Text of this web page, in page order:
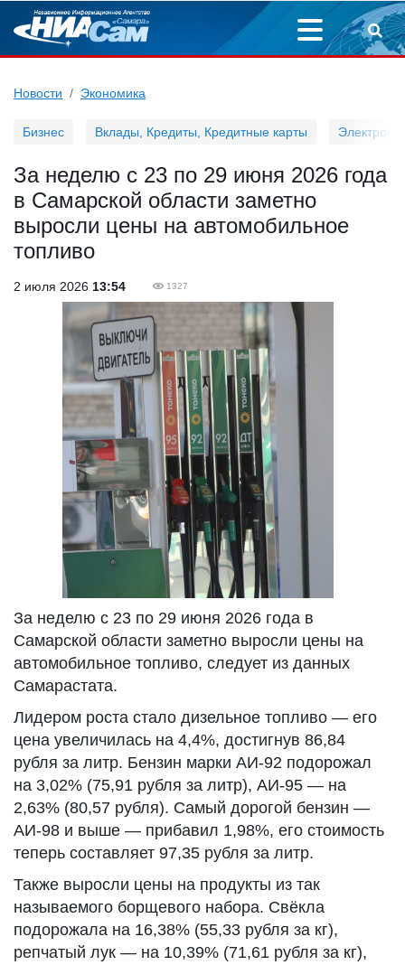
Новости Экономика
Бизнес Вклады, Кредиты, Кредитные карты
За неделю с 23 по 29 июня 2026 года
в Самарской области заметно
выросли цены на автомобильное
топливо
2 июля 2026 13:54 1327
За неделю с 23 по 29 июня 2026 года в
Самарской области заметно выросли цены на
автомобильное топливо, следует из данных
Самарастата.
Лидером роста стало дизельное топливо — его
цена увеличилась на 4,4%, достигнув 86,84
рубля за литр. Бензин марки АИ-92 подорожал
на 3,02% (75,91 рубля за литр), АИ-95 — на
2,63% (80,57 рубля). Самый дорогой бензин —
АИ-98 и выше — прибавил 1,98%, его стоимость
теперь составляет 97,35 рубля за литр.
Также выросли цены на продукты из так
называемого борщевого набора. Свёкла
подорожала на 16,38% (55,33 рубля за кг),
репчатый лук — на 10,39% (71,61 рубля за кг),